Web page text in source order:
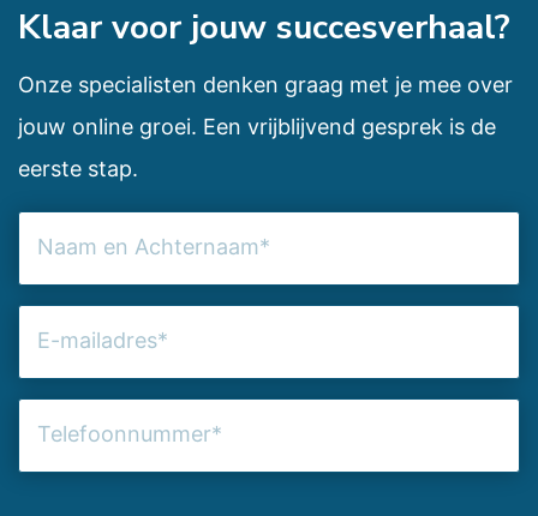
Klaar voor jouw succesverhaal?
Onze specialisten denken graag met je mee over
jouw online groei. Een vrijblijvend gesprek is de
eerste stap.
en
Achternaam
(Vereist)
mailadres
(Vereist)
(Vereist)